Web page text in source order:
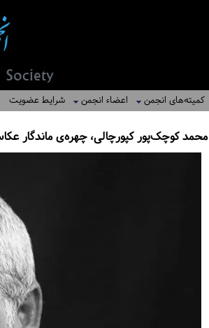
کمیته‌های انجمن اعضاء انجمن شرایط عضویت
محمد کوچک‌پور کپورچالی، چهره‌ی ماندگار